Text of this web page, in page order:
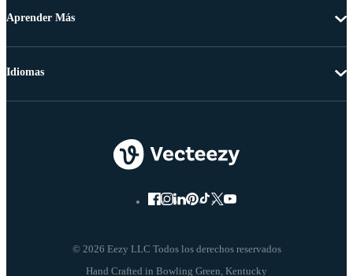
Aprender Más
© 2026 Eezy LLC Todos los derechos reservados
Idiomas